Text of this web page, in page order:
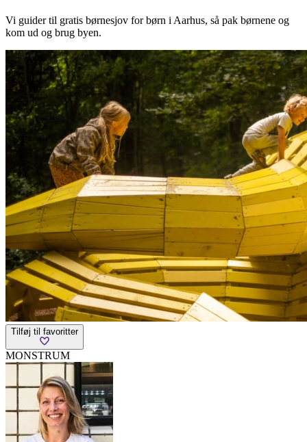
Vi guider til gratis børnesjov for børn i Aarhus, så pak børnene og
kom ud og brug byen.
Tilføj til favoritter
MONSTRUM